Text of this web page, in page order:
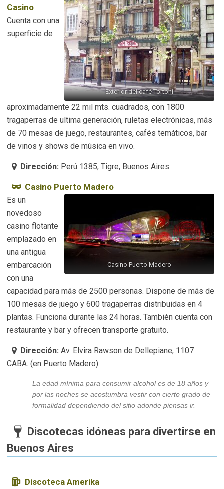
Exterior del café Tortoni
Casino
Cuenta con una
superficie de
aproximadamente 22 mil mts. cuadrados, con 1800
tragaperras de ultima generación, ruletas electrónicas, más
de 70 mesas de juego, restaurantes, cafés temáticos, bar
de vinos y shows de música en vivo.
Dirección: Perú 1385, Tigre, Buenos Aires.
Casino Puerto Madero
Casino Puerto Madero
Es un
novedoso
casino flotante
emplazado en
una antigua
embarcación
con una
capacidad para más de 2500 personas. Dispone de más de
100 mesas de juego y 600 tragaperras distribuidas en 4
plantas. Funciona durante las 24 horas. También cuenta con
restaurante y bar y ofrecen transporte gratuito.
Dirección: Av. Elvira Rawson de Dellepiane, 1107
CABA. (en Puerto Madero)
La edad mínima para consumir alcohol es de 18 años y
por las noches se acostumbra vestir con cierto grado de
formalidad dependiendo del sitio adonde piensas ir.
Discotecas idóneas para divertirse en
Buenos Aires
Discoteca Amerika